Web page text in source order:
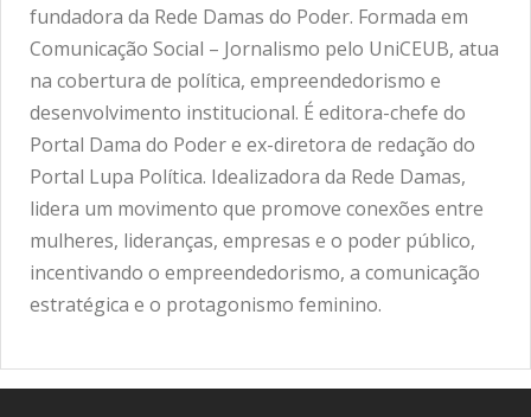
fundadora da Rede Damas do Poder. Formada em
Comunicação Social – Jornalismo pelo UniCEUB, atua
na cobertura de política, empreendedorismo e
desenvolvimento institucional. É editora-chefe do
Portal Dama do Poder e ex-diretora de redação do
Portal Lupa Política. Idealizadora da Rede Damas,
lidera um movimento que promove conexões entre
mulheres, lideranças, empresas e o poder público,
incentivando o empreendedorismo, a comunicação
estratégica e o protagonismo feminino.